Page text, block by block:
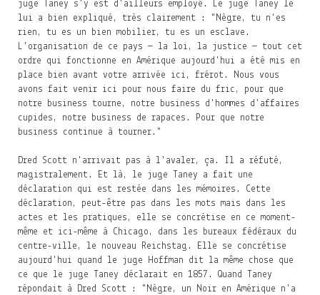
juge Taney s'y est d'ailleurs employé. Le juge Taney le
lui a bien expliqué, très clairement : "Nègre, tu n'es
rien, tu es un bien mobilier, tu es un esclave.
L'organisation de ce pays — la loi, la justice — tout cet
ordre qui fonctionne en Amérique aujourd'hui a été mis en
place bien avant votre arrivée ici, frérot. Nous vous
avons fait venir ici pour nous faire du fric, pour que
notre business tourne, notre business d'hommes d'affaires
cupides, notre business de rapaces. Pour que notre
business continue à tourner."
Dred Scott n'arrivait pas à l'avaler, ça. Il a réfuté,
magistralement. Et là, le juge Taney a fait une
déclaration qui est restée dans les mémoires. Cette
déclaration, peut-être pas dans les mots mais dans les
actes et les pratiques, elle se concrétise en ce moment-
même et ici-même à Chicago, dans les bureaux fédéraux du
centre-ville, le nouveau Reichstag. Elle se concrétise
aujourd'hui quand le juge Hoffman dit la même chose que
ce que le juge Taney déclarait en 1857. Quand Taney
répondait à Dred Scott : "Nègre, un Noir en Amérique n'a